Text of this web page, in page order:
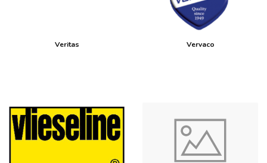
Veritas Vervaco